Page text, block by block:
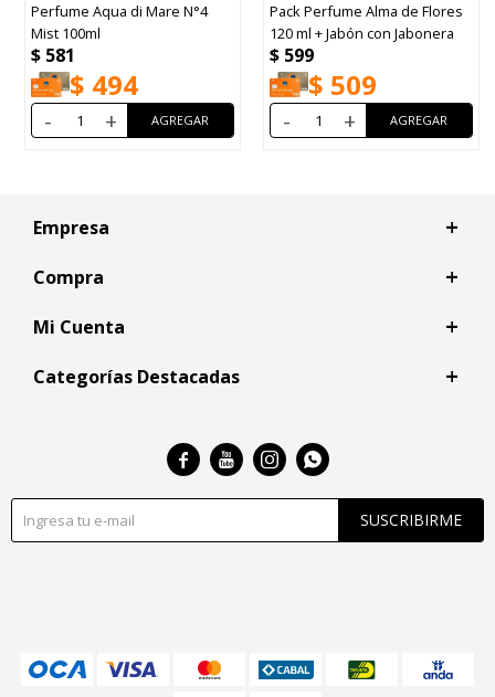
Perfume Aqua di Mare N°4
Mist 100ml
$ 581
$ 494
- +
Pack Perfume Alma de Flores
120 ml + Jabón con Jabonera
$ 599
$ 509
- +
Empresa
Compra
Mi Cuenta
Categorías Destacadas
SUSCRIBIRME
   